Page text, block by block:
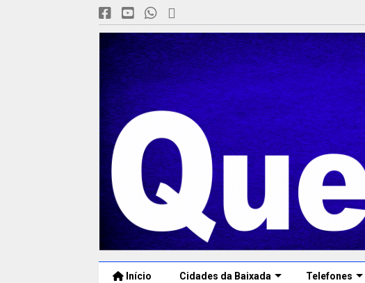
Início Cidades da Baixada Telefones